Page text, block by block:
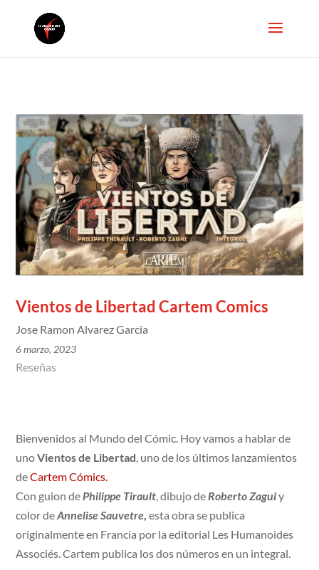
Vientos de Libertad Cartem Comics
Jose Ramon Alvarez Garcia
6 marzo, 2023
Reseñas
Bienvenidos al Mundo del Cómic. Hoy vamos a hablar de
unoVientos de Libertad , uno de los últimos lanzamientos
deCartem Cómics.
Con guion de Philippe Tirault , dibujo de Roberto Zaguiy
color deAnnelise Sauvetre esta obra se publica
originalmente en Francia por la editorial Les Humanoides
Associés. Cartem publica los dos números en un integral.